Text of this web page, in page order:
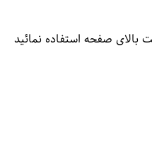
بالای صفحه استفاده نمائید